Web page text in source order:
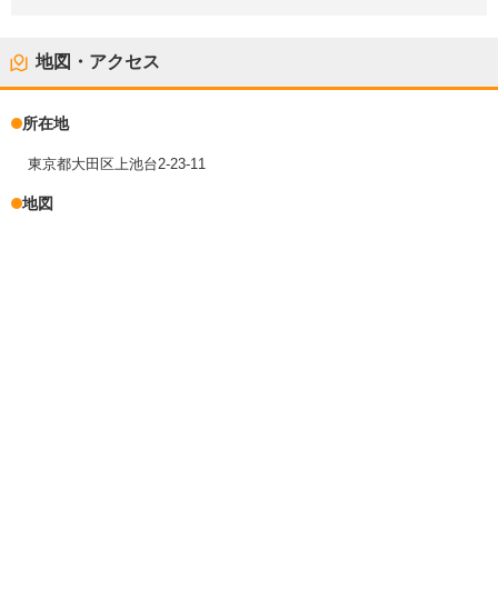
地図・アクセス
所在地
東京都大田区上池台2-23-11
地図